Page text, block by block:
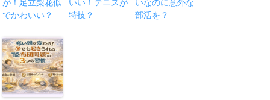
が！足立梨花似
でかわいい？
いい！テニスが
特技？
いなのに意外な
部活を？